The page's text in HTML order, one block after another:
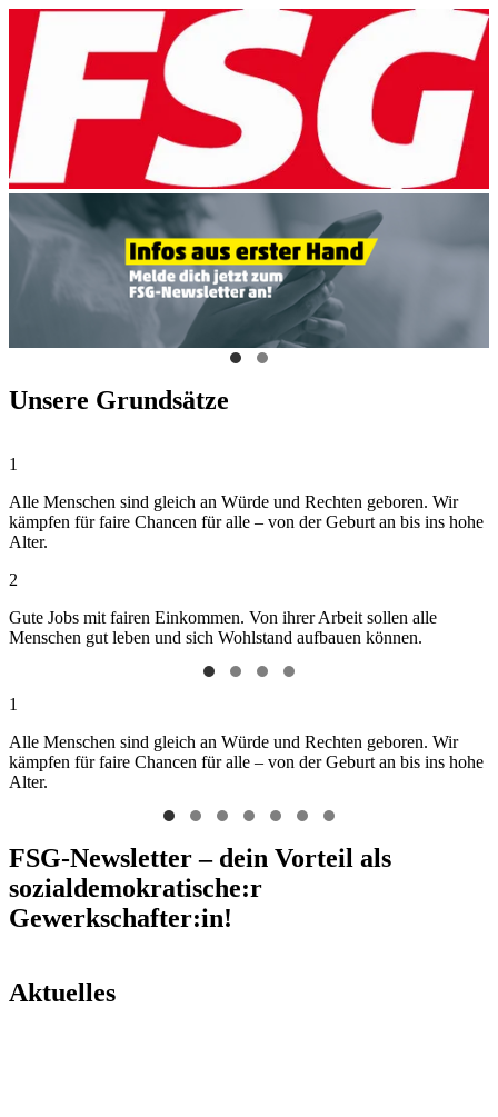
Unsere Grundsätze
1
Alle Menschen sind gleich an Würde und Rechten geboren. Wir
kämpfen für faire Chancen für alle – von der Geburt an bis ins hohe
Alter.
2
Gute Jobs mit fairen Einkommen. Von ihrer Arbeit sollen alle
Menschen gut leben und sich Wohlstand aufbauen können.
1
Alle Menschen sind gleich an Würde und Rechten geboren. Wir
kämpfen für faire Chancen für alle – von der Geburt an bis ins hohe
Alter.
FSG-Newsletter – dein Vorteil als
sozialdemokratische:r
Gewerkschafter:in!
Aktuelles